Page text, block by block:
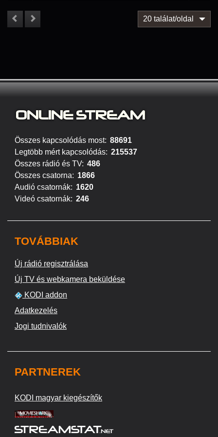
20 találat/oldal
ONLINE STREAM
Összes kapcsolódás most: 88691
Legtöbb mért kapcsolódás: 215537
Összes rádió és TV: 486
Összes csatorna: 1866
Audió csatornák: 1620
Videó csatornák: 246
TOVÁBBIAK
Új rádió regisztrálása
Új TV és webkamera beküldése
KODI addon
Adatkezelés
Jogi tudnivalók
PARTNEREK
KODI magyar kiegészítők